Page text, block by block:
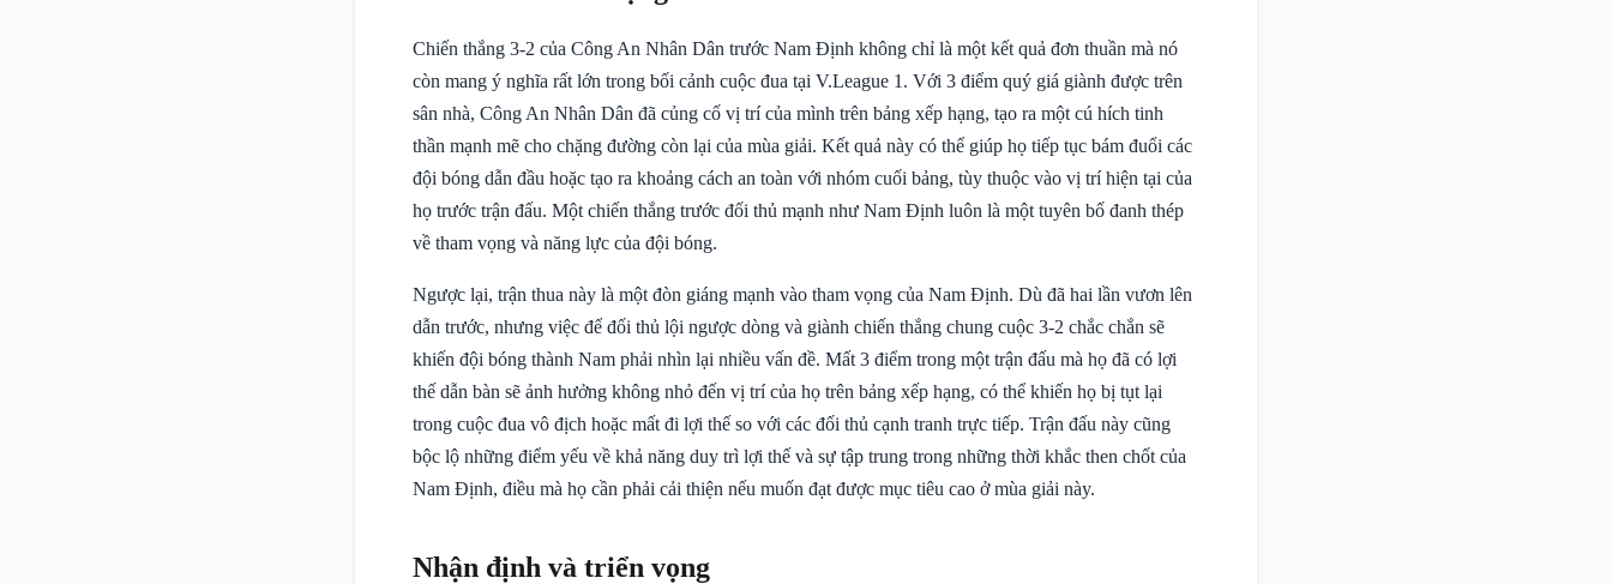
Chiến thắng 3-2 của Công An Nhân Dân trước Nam Định không chỉ là một kết quả đơn thuần mà nó
còn mang ý nghĩa rất lớn trong bối cảnh cuộc đua tại V.League 1. Với 3 điểm quý giá giành được trên
sân nhà, Công An Nhân Dân đã củng cố vị trí của mình trên bảng xếp hạng, tạo ra một cú hích tinh
thần mạnh mẽ cho chặng đường còn lại của mùa giải. Kết quả này có thể giúp họ tiếp tục bám đuổi các
đội bóng dẫn đầu hoặc tạo ra khoảng cách an toàn với nhóm cuối bảng, tùy thuộc vào vị trí hiện tại của
họ trước trận đấu. Một chiến thắng trước đối thủ mạnh như Nam Định luôn là một tuyên bố đanh thép
về tham vọng và năng lực của đội bóng.
Ngược lại, trận thua này là một đòn giáng mạnh vào tham vọng của Nam Định. Dù đã hai lần vươn lên
dẫn trước, nhưng việc để đối thủ lội ngược dòng và giành chiến thắng chung cuộc 3-2 chắc chắn sẽ
khiến đội bóng thành Nam phải nhìn lại nhiều vấn đề. Mất 3 điểm trong một trận đấu mà họ đã có lợi
thế dẫn bàn sẽ ảnh hưởng không nhỏ đến vị trí của họ trên bảng xếp hạng, có thể khiến họ bị tụt lại
trong cuộc đua vô địch hoặc mất đi lợi thế so với các đối thủ cạnh tranh trực tiếp. Trận đấu này cũng
bộc lộ những điểm yếu về khả năng duy trì lợi thế và sự tập trung trong những thời khắc then chốt của
Nam Định, điều mà họ cần phải cải thiện nếu muốn đạt được mục tiêu cao ở mùa giải này.
Nhận định và triển vọng